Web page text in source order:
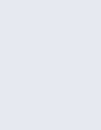
tuotteita, ja